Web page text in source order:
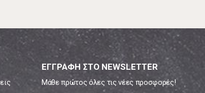
ΕΓΓΡΑΦΗ ΣΤΟ NEWSLETTER
Μάθε πρώτος όλες τις νέες προσφορές!